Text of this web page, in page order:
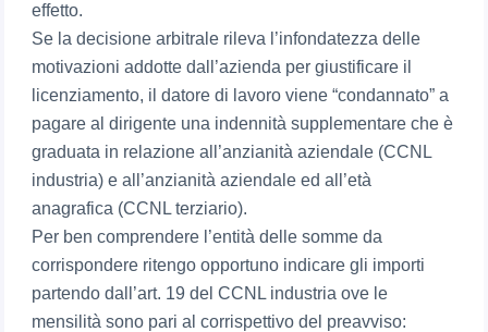
effetto.
Se la decisione arbitrale rileva l’infondatezza delle
motivazioni addotte dall’azienda per giustificare il
licenziamento, il datore di lavoro viene “condannato” a
pagare al dirigente una indennità supplementare che è
graduata in relazione all’anzianità aziendale (CCNL
industria) e all’anzianità aziendale ed all’età
anagrafica (CCNL terziario).
Per ben comprendere l’entità delle somme da
corrispondere ritengo opportuno indicare gli importi
partendo dall’art. 19 del CCNL industria ove le
mensilità sono pari al corrispettivo del preavviso: